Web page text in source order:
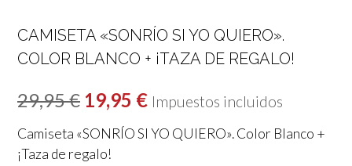
CAMISETA «SONRÍO SI YO QUIERO».
COLOR BLANCO + ¡TAZA DE REGALO!
29,95€ El
precio
original
19,95 €El
precio
Impuestos incluidos
Camiseta «SONRÍO SI YO QUIERO». Color Blanco +
¡Taza de regalo!